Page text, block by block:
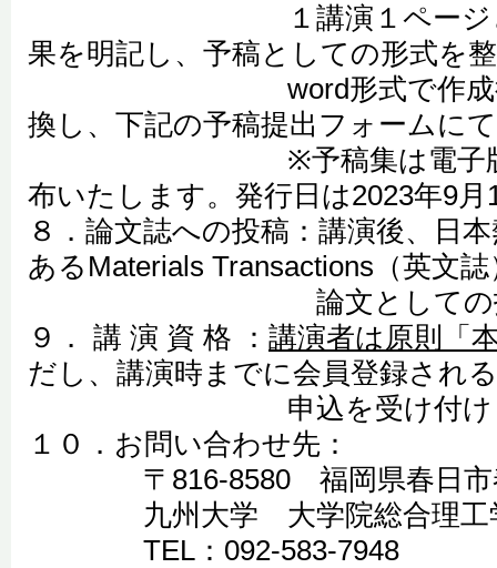
１講演１ページとして
果を明記し、予稿としての形式を
word形式で作成後に
換し、下記の予稿提出フォームに
※予稿集は電子版pdfを
布いたします。発行日は2023年9
８．論文誌への投稿：講演後、日
あるMaterials Transactions（英文
論文としての投稿を
９． 講 演 資 格 ： 講演者は原則「
だし、講演時までに会員登録され
申込を受け付けま
１０．お問い合わせ先：
〒816-8580 福岡県春日市春
九州大学 大学院総合理工学
TEL：092-583-7948